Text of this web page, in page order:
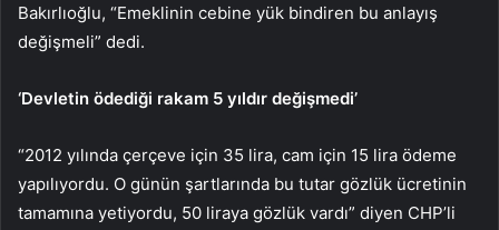
Bakırlıoğlu, “Emeklinin cebine yük bindiren bu anlayış
değişmeli” dedi.
‘Devletin ödediği rakam 5 yıldır değişmedi’
“2012 yılında çerçeve için 35 lira, cam için 15 lira ödeme
yapılıyordu. O günün şartlarında bu tutar gözlük ücretinin
tamamına yetiyordu, 50 liraya gözlük vardı” diyen CHP’li